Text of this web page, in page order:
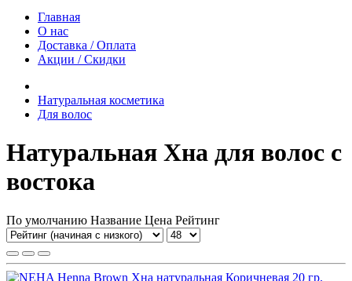
Главная
О нас
Доставка / Оплата
Акции / Скидки
Натуральная косметика
Для волос
Натуральная Хна для волос с
востока
По умолчанию Название Цена Рейтинг